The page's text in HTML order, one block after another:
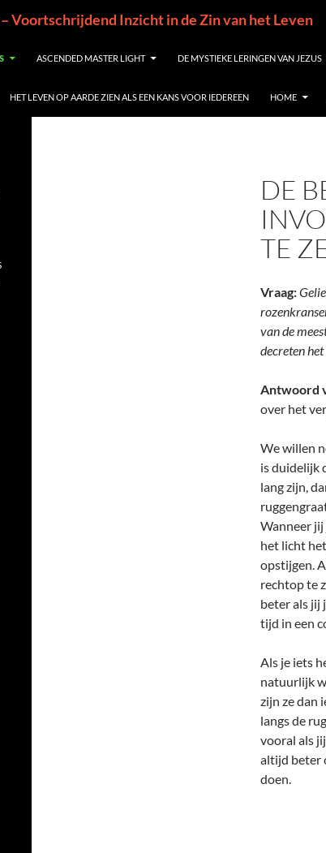
– Voortschrijdend Inzicht in de Zin van het Leven
ASCENDED MASTER LIGHT DE MYSTIEKE LERINGEN VAN JEZUS
HET LEVEN OP AARDE ZIEN ALS EEN KANS VOOR IEDEREEN HOME
DE
TE
Vraag:
van de
decreten
Antwoord
over het
We willen
is duidelijk
lang zijn,
Wanneer
het licht
opstijgen.
rechtop te
beter als jij
tijd in een
Als je iets
natuurlijk
zijn ze dan
langs de
vooral als
altijd beter
doen.